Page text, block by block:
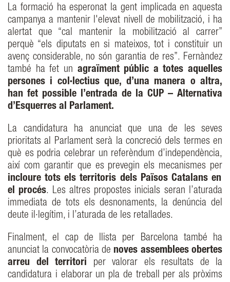
La formació ha esperonat la gent implicada en aquesta
campanya a mantenir l'elevat nivell de mobilització, i ha
alertat que “cal mantenir la mobilització al carrer”
perquè “els diputats en si mateixos, tot i constituir un
avenç considerable, no són garantia de res”. Fernàndez
també ha fet un agraïment públic a totes aquelles
persones i col·lectius que, d’una manera o altra,
han fet possible l’entrada de la CUP – Alternativa
d’Esquerres al Parlament.
La candidatura ha anunciat que una de les seves
prioritats al Parlament serà la concreció dels termes en
què es podria celebrar un referèndum d’independència,
així com garantir que es prevegin els mecanismes per
incloure tots els territoris dels Països Catalans en
el procés. Les altres propostes inicials seran l’aturada
immediata de tots els desnonaments, la denúncia del
deute il·legítim, i l’aturada de les retallades.
Finalment, el cap de llista per Barcelona també ha
anunciat la convocatòria de noves assemblees obertes
arreu del territori per valorar els resultats de la
candidatura i elaborar un pla de treball per als pròxims